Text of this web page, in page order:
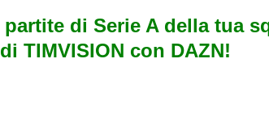
partite di Serie A della tua
TIMVISION con DAZN!